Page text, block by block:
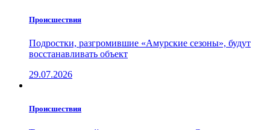
Проиcшествия
Подростки, разгромившие «Амурские сезоны», будут
восстанавливать объект
29.07.2026
Проиcшествия